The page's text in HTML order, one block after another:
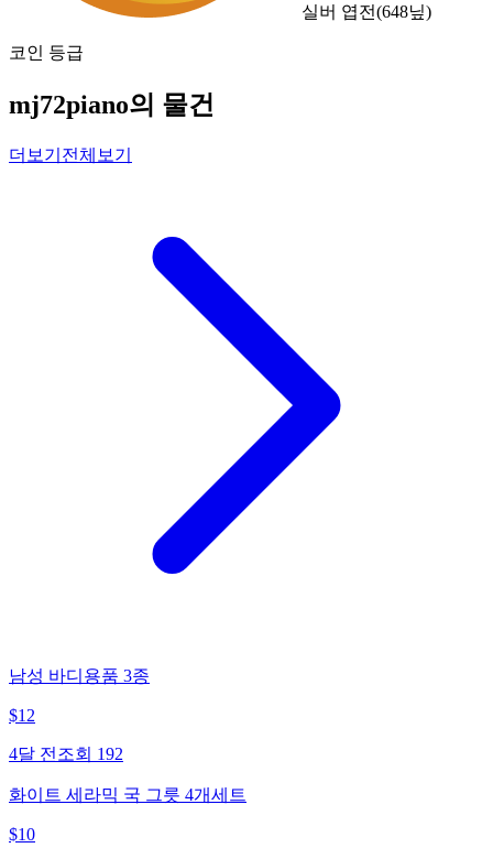
실버 엽전(648닢)
코인 등급
mj72piano의 물건
더보기 전체보기
남성 바디용품 3종
$12
4달 전 조회 192
화이트 세라믹 국 그릇 4개세트
$10